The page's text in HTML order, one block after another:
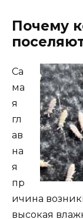
Почему
Са
ма
я
гл
ав
на
я
пр
ичина
высокая